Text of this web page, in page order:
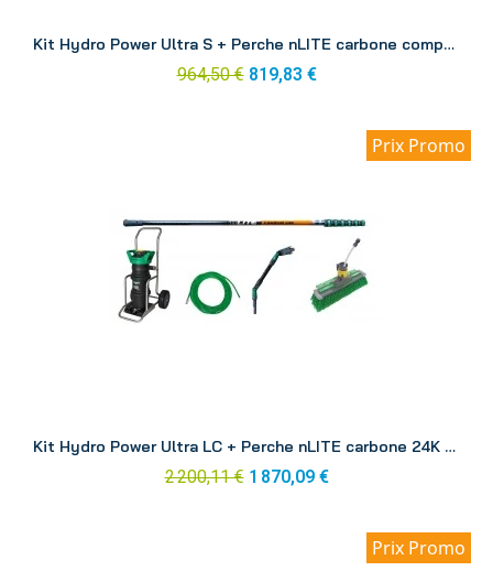
Kit Hydro Power Ultra S + Perche nLITE carbone composite 6.00 m DINK1
964,50 € 819,83 €
Prix Promo
Kit Hydro Power Ultra LC + Perche nLITE carbone 24K 8.60 m DINK3
2 200,11 € 1 870,09 €
Prix Promo